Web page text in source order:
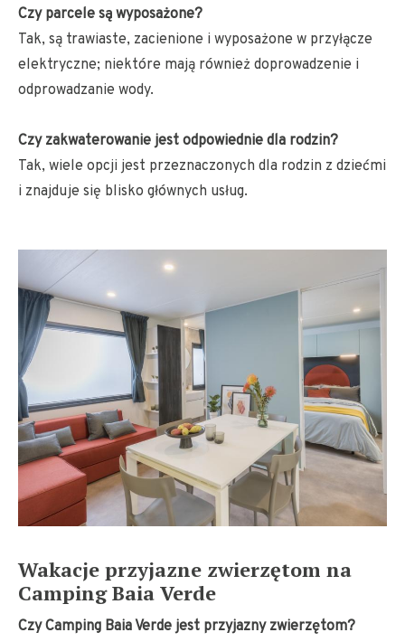
Czy parcele są wyposażone?
Tak, są trawiaste, zacienione i wyposażone w przyłącze
elektryczne; niektóre mają również doprowadzenie i
odprowadzanie wody.
Czy zakwaterowanie jest odpowiednie dla rodzin?
Tak, wiele opcji jest przeznaczonych dla rodzin z dziećmi
i znajduje się blisko głównych usług.
Wakacje przyjazne zwierzętom na
Camping Baia Verde
Czy Camping Baia Verde jest przyjazny zwierzętom?